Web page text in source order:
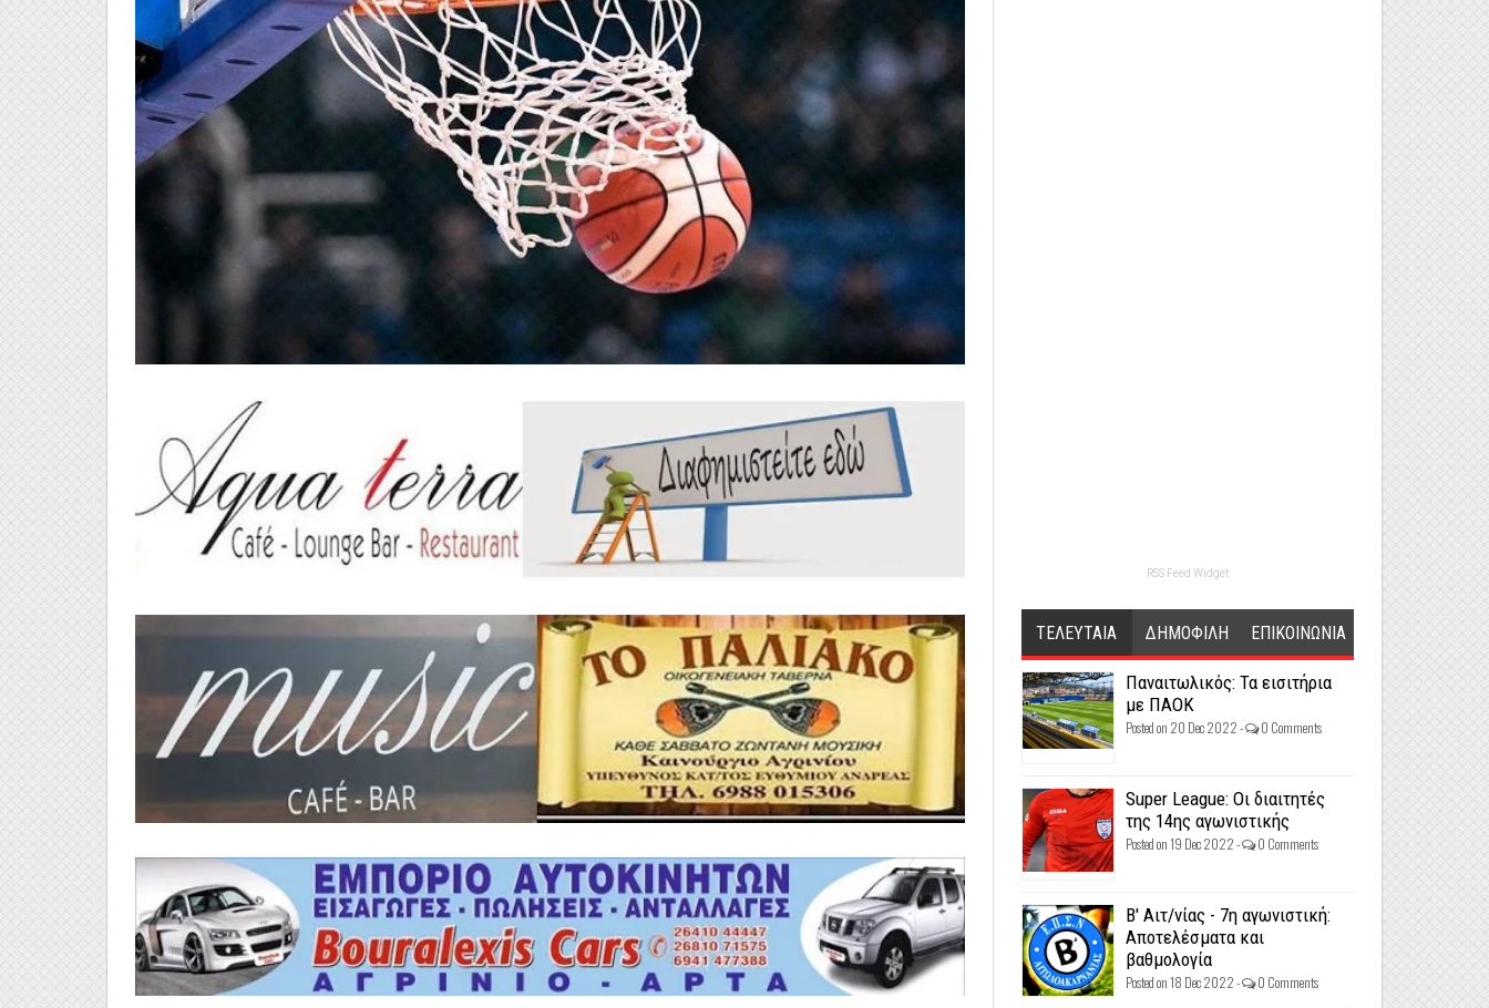
RSS Feed Widget
ΤΕΛΕΥΤΑΙΑ ΔΗΜΟΦΙΛΗ ΕΠΙΚΟΙΝΩΝΙΑ
Παναιτωλικός: Τα εισιτήρια
με ΠΑΟΚ
Posted on 20 Dec 2022 - 0 Comments
Super League: Οι διαιτητές
της 14ης αγωνιστικής
Posted on 19 Dec 2022 - 0 Comments
Β' Αιτ/νίας - 7η αγωνιστική:
Αποτελέσματα και
βαθμολογία
Posted on 18 Dec 2022 - 0 Comments